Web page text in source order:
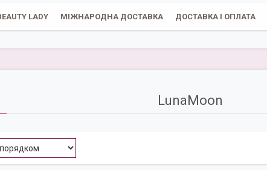
LADY МІЖНАРОДНА ДОСТАВКА ДОСТАВКА І ОПЛАТА
LunaMoon